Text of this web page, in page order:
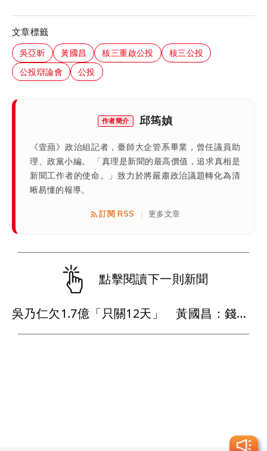
文章標籤
吳亞昕 黃國昌 核三重啟公投
核三公投
公投辯論會
公投
作者簡介 邱筠媜
《壹蘋》政治組記者，臺師大企管系畢業，曾任議員助
理、政黨小編。 「真理是新聞的最高價值，追求真相是
新聞工作者的使命。」致力於將嚴肅政治議題轉化為清
晰易懂的報導。
訂閱 RSS 更多文章
點擊閱讀下一則新聞
吳乃仁欠1.7億「只關12天」 黃國昌：錢沒還台糖就跪下？